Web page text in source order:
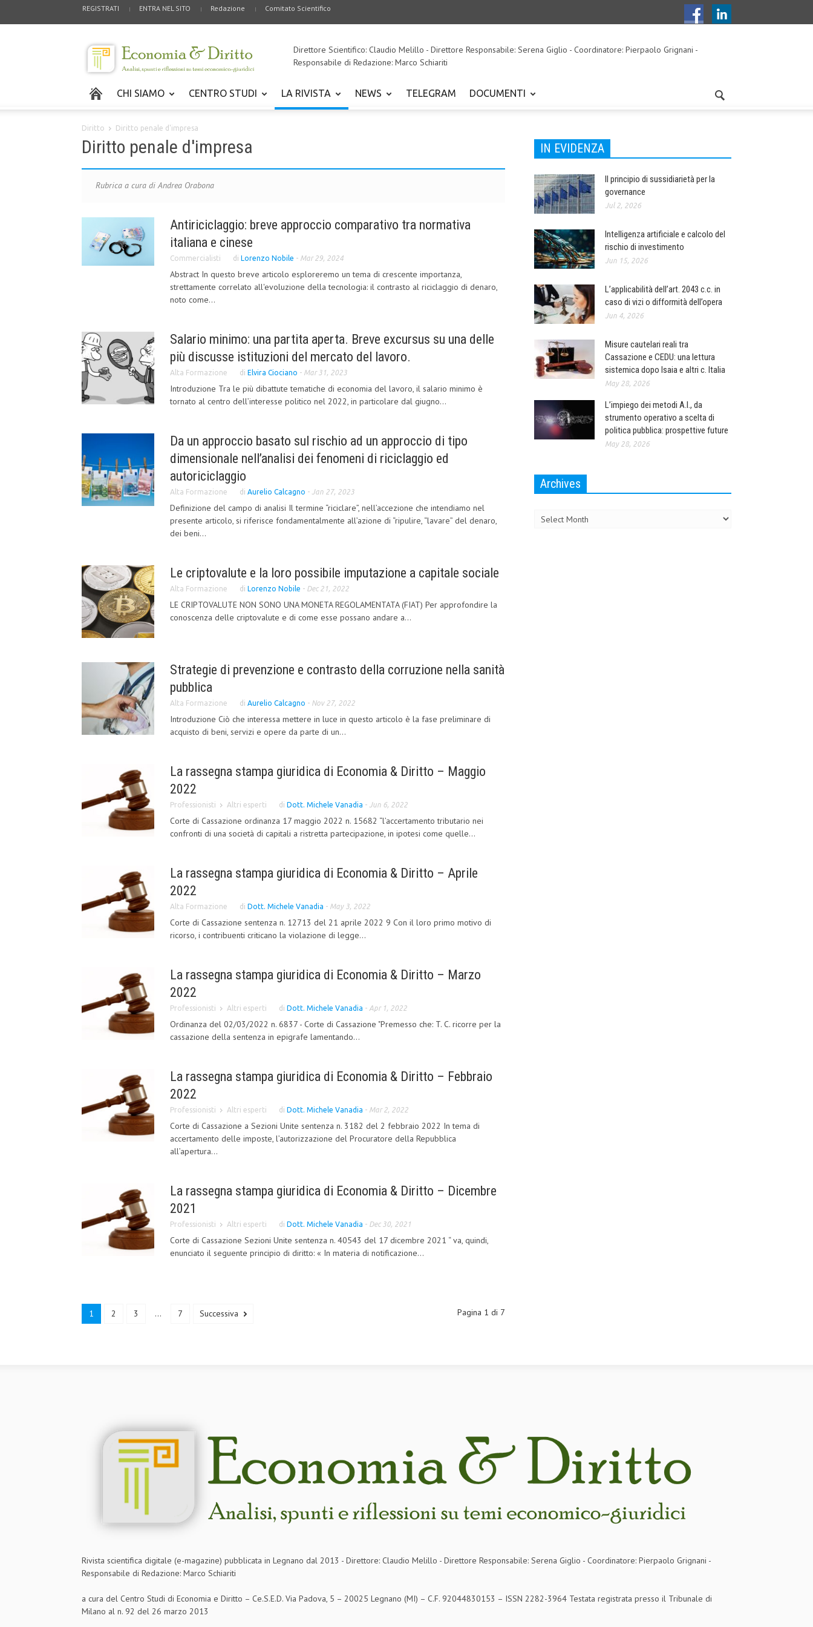
REGISTRATI ENTRA NEL SITO Redazione Comitato Scientifico
Direttore Scientifico: Claudio Melillo - Direttore Responsabile: Serena Giglio - Coordinatore: Pierpaolo Grignani -
Responsabile di Redazione: Marco Schiariti
CHI SIAMO CENTRO STUDI LA RIVISTA NEWS TELEGRAM DOCUMENTI
Diritto Diritto penale d'impresa
Diritto penale d'impresa
Rubrica a cura di Andrea Orabona
Antiriciclaggio: breve approccio comparativo tra normativa
italiana e cinese
Commercialisti di Lorenzo Nobile - Mar 29, 2024
Abstract In questo breve articolo esploreremo un tema di crescente importanza,
strettamente correlato all'evoluzione della tecnologia: il contrasto al riciclaggio di denaro,
noto come...
Salario minimo: una partita aperta. Breve excursus su una delle
più discusse istituzioni del mercato del lavoro.
Alta Formazione di Elvira Ciociano - Mar 31, 2023
Introduzione Tra le più dibattute tematiche di economia del lavoro, il salario minimo è
tornato al centro dell’interesse politico nel 2022, in particolare dal giugno...
Da un approccio basato sul rischio ad un approccio di tipo
dimensionale nell’analisi dei fenomeni di riciclaggio ed
autoriciclaggio
Alta Formazione di Aurelio Calcagno - Jan 27, 2023
Definizione del campo di analisi Il termine “riciclare”, nell’accezione che intendiamo nel
presente articolo, si riferisce fondamentalmente all’azione di “ripulire, “lavare” del denaro,
dei beni...
Le criptovalute e la loro possibile imputazione a capitale sociale
Alta Formazione di Lorenzo Nobile - Dec 21, 2022
LE CRIPTOVALUTE NON SONO UNA MONETA REGOLAMENTATA (FIAT) Per approfondire la
conoscenza delle criptovalute e di come esse possano andare a...
Strategie di prevenzione e contrasto della corruzione nella sanità
pubblica
Alta Formazione di Aurelio Calcagno - Nov 27, 2022
Introduzione Ciò che interessa mettere in luce in questo articolo è la fase preliminare di
acquisto di beni, servizi e opere da parte di un...
La rassegna stampa giuridica di Economia & Diritto – Maggio
2022
Professionisti Altri esperti di Dott. Michele Vanadia - Jun 6, 2022
Corte di Cassazione ordinanza 17 maggio 2022 n. 15682 “l’accertamento tributario nei
confronti di una società di capitali a ristretta partecipazione, in ipotesi come quelle...
La rassegna stampa giuridica di Economia & Diritto – Aprile
2022
Alta Formazione di Dott. Michele Vanadia - May 3, 2022
Corte di Cassazione sentenza n. 12713 del 21 aprile 2022 9 Con il loro primo motivo di
ricorso, i contribuenti criticano la violazione di legge...
La rassegna stampa giuridica di Economia & Diritto – Marzo
2022
Professionisti Altri esperti di Dott. Michele Vanadia - Apr 1, 2022
Ordinanza del 02/03/2022 n. 6837 - Corte di Cassazione "Premesso che: T. C. ricorre per la
cassazione della sentenza in epigrafe lamentando...
La rassegna stampa giuridica di Economia & Diritto – Febbraio
2022
Professionisti Altri esperti di Dott. Michele Vanadia - Mar 2, 2022
Corte di Cassazione a Sezioni Unite sentenza n. 3182 del 2 febbraio 2022 In tema di
accertamento delle imposte, l’autorizzazione del Procuratore della Repubblica
all’apertura...
La rassegna stampa giuridica di Economia & Diritto – Dicembre
2021
Professionisti Altri esperti di Dott. Michele Vanadia - Dec 30, 2021
Corte di Cassazione Sezioni Unite sentenza n. 40543 del 17 dicembre 2021 “ va, quindi,
enunciato il seguente principio di diritto: « In materia di notificazione...
1 2 3 ... 7 Successiva Pagina 1 di 7
IN EVIDENZA
Il principio di sussidiarietà per la
governance
Jul 2, 2026
Intelligenza artificiale e calcolo del
rischio di investimento
Jun 15, 2026
L’applicabilità dell’art. 2043 c.c. in
caso di vizi o difformità dell’opera
Jun 4, 2026
Misure cautelari reali tra
Cassazione e CEDU: una lettura
sistemica dopo Isaia e altri c. Italia
May 28, 2026
L’impiego dei metodi A.I., da
strumento operativo a scelta di
politica pubblica: prospettive future
May 28, 2026
Archives
Rivista scientifica digitale (e-magazine) pubblicata in Legnano dal 2013 - Direttore: Claudio Melillo - Direttore Responsabile: Serena Giglio - Coordinatore: Pierpaolo Grignani -
Responsabile di Redazione: Marco Schiariti
a cura del Centro Studi di Economia e Diritto – Ce.S.E.D. Via Padova, 5 – 20025 Legnano (MI) – C.F. 92044830153 – ISSN 2282-3964 Testata registrata presso il Tribunale di
Milano al n. 92 del 26 marzo 2013